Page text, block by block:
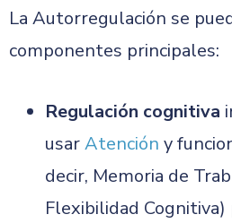
La Autorregulación se
componentes principales:
Regulación cognitiva
usarAtención y
decir, Memoria de
Flexibilidad Cognitiva)